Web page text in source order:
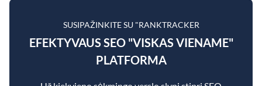
SUSIPAŽINKITE SU "RANKTRACKER
EFEKTYVAUS SEO "VISKAS VIENAME"
PLATFORMA